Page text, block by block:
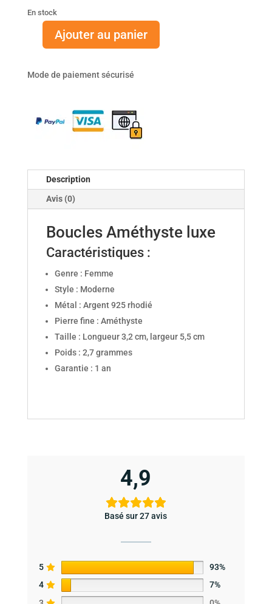
En stock
quantité
Améthyste
Ajouter au panier
Mode de paiement sécurisé
Description
Avis (0)
Boucles Améthyste luxe
Caractéristiques :
Genre : Femme
Style : Moderne
Métal : Argent 925 rhodié
Pierre fine : Améthyste
Taille : Longueur 3,2 cm, largeur 5,5 cm
Poids : 2,7 grammes
Garantie : 1 an
4,9
Basé sur 27 avis
5
93%
4
7%